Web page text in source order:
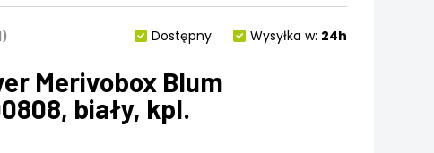
Dostępny Wysyłka w: 24h
Merivobox Blum
biały, kpl.